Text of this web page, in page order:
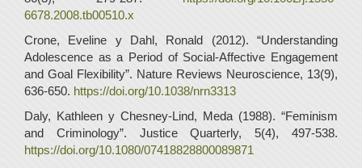
6678.2008.tb00510.x
Crone, Eveline y Dahl, Ronald (2012). “Understanding
Adolescence as a Period of Social-Affective Engagement
and Goal Flexibility”. Nature Reviews Neuroscience, 13(9),
636-650. https://doi.org/10.1038/nrn3313
Daly, Kathleen y Chesney-Lind, Meda (1988). “Feminism
and Criminology”. Justice Quarterly, 5(4), 497-538.
https://doi.org/10.1080/07418828800089871